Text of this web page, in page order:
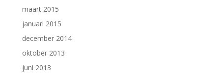
maart 2015
januari 2015
december 2014
oktober 2013
juni 2013